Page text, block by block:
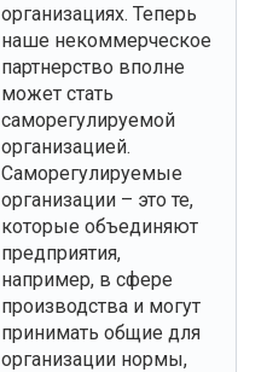
организациях. Теперь
наше некоммерческое
партнерство вполне
может стать
саморегулируемой
организацией.
Саморегулируемые
организации – это те,
которые объединяют
предприятия,
например, в сфере
производства и могут
принимать общие для
организации нормы,